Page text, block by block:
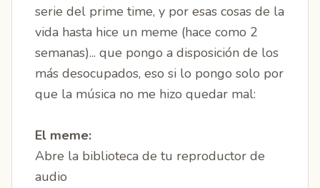
serie del prime time, y por esas cosas de la
vida hasta hice un meme (hace como 2
semanas)... que pongo a disposición de los
más desocupados, eso si lo pongo solo por
que la música no me hizo quedar mal:
El meme:
Abre la biblioteca de tu reproductor de
audio